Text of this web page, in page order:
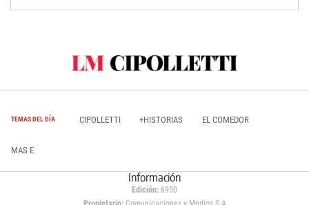
TEMAS DEL DÍA CIPOLLETTI +HISTORIAS EL COMEDOR
MAS E
Información
Edición: 6950